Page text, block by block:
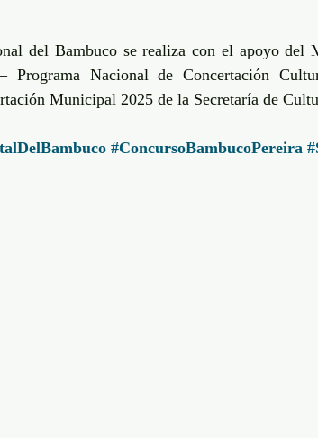
del Bambuco se realiza con el apoyo del
Programa Nacional de Concertación
Municipal 2025 de la Secretaría de
#ConcursoBambucoPereira